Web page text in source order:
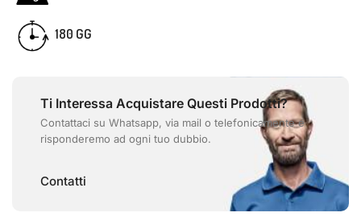
180 GG
Ti Interessa Acquistare Questi Prodotti?
Contattaci su Whatsapp, via mail o telefonicamente e
risponderemo ad ogni tuo dubbio.
Contatti